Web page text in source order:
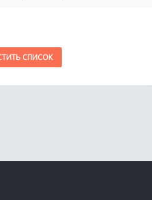
СПИСОК